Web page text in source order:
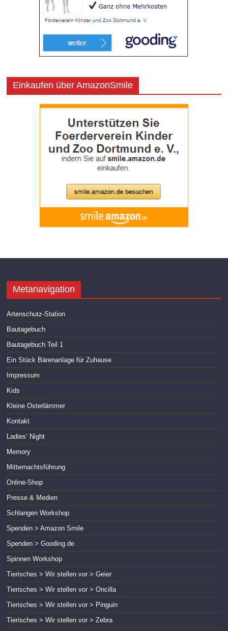
Einkaufen über AmazonSmile
Metanavigation
Artenschutz-Station
Bautagebuch
Bautagebuch Teil 1
Ein Stück Bärenanlage für Zuhause
Impressum
Kids
Kleine Osterlämmer
Kontakt
Ladies‘ Night
Memory
Mitternachtsführung
Online-Shop
Presse & Medien
Schlangen Workshop
Spenden > Amazon Smile
Spenden > Gooding.de
Spinnen Workshop
Tierisches > Wir stellen vor > Geier
Tierisches > Wir stellen vor > Oncilla
Tierisches > Wir stellen vor > Pinguin
Tierisches > Wir stellen vor > Zebra